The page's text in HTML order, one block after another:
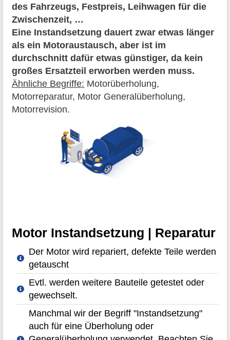
des Fahrzeugs, Festpreis, Leihwagen für die
Zwischenzeit, …
Eine Instandsetzung dauert zwar etwas länger
als ein Motoraustausch, aber ist im
durchschnitt dafür etwas günstiger, da kein
großes Ersatzteil erworben werden muss.
Ähnliche Begriffe: Motorüberholung,
Motorreparatur, Motor Generalüberholung,
Motorrevision.
Motor Instandsetzung | Reparatur
Der Motor wird repariert, defekte Teile werden
getauscht
Evtl. werden weitere Bauteile getestet oder
gewechselt.
Manchmal wir der Begriff "Instandsetzung"
auch für eine Überholung oder